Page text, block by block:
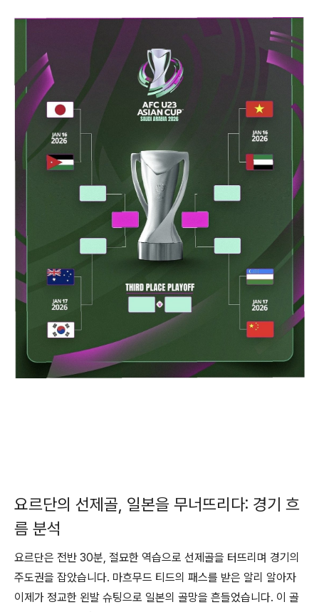
요르단의 선제골, 일본을 무너뜨리다: 경기 흐
름 분석
요르단은 전반 30분, 절묘한 역습으로 선제골을 터뜨리며 경기의
주도권을 잡았습니다. 마흐무드 티드의 패스를 받은 알리 알아자
이제가 정교한 왼발 슈팅으로 일본의 골망을 흔들었습니다. 이 골